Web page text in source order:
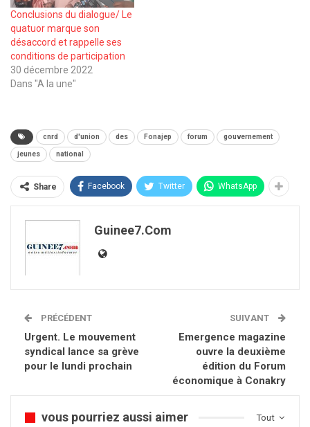
Conclusions du dialogue/ Le
quatuor marque son
désaccord et rappelle ses
conditions de participation
30 décembre 2022
Dans "A la une"
cnrd d'union des Fonajep forum gouvernement
jeunes national
Share Facebook Twitter WhatsApp
Guinee7.com
PRÉCÉDENT
Urgent. Le mouvement
syndical lance sa grève
pour le lundi prochain
SUIVANT
Emergence magazine
ouvre la deuxième
édition du Forum
économique à Conakry
Tout
vous pourriez aussi aimer